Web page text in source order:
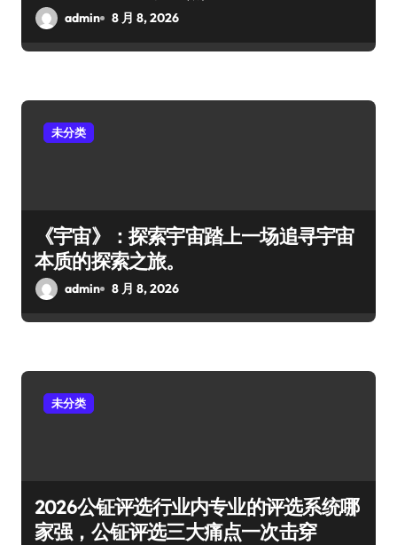
admin 8 月 8, 2026
未分类
《宇宙》：探索宇宙踏上一场追寻宇宙
本质的探索之旅。
admin 8 月 8, 2026
未分类
2026公钲评选行业内专业的评选系统哪
家强，公钲评选三大痛点一次击穿